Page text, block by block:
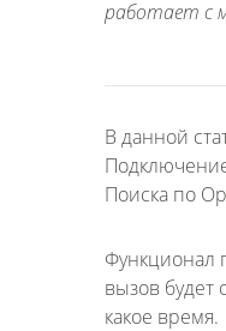
работает с
В данной
Поиска по
Функционал
вызов будет
какое время.